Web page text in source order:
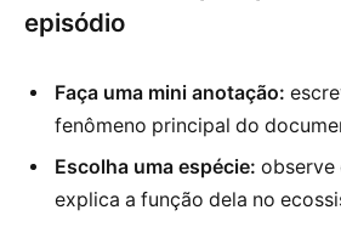
episódio
Faça uma mini anotação:
fenômeno principal do
Escolha uma espécie: observe
explica a função dela no